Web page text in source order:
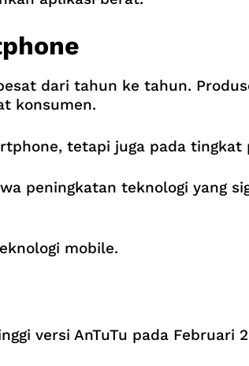
dari tahun ke tahun.
konsumen.
tetapi juga pada tingkat
peningkatan teknologi yang
mobile.
versi AnTuTu pada Februari